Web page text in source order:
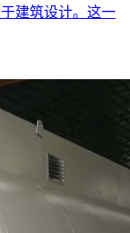
建筑设计。这一